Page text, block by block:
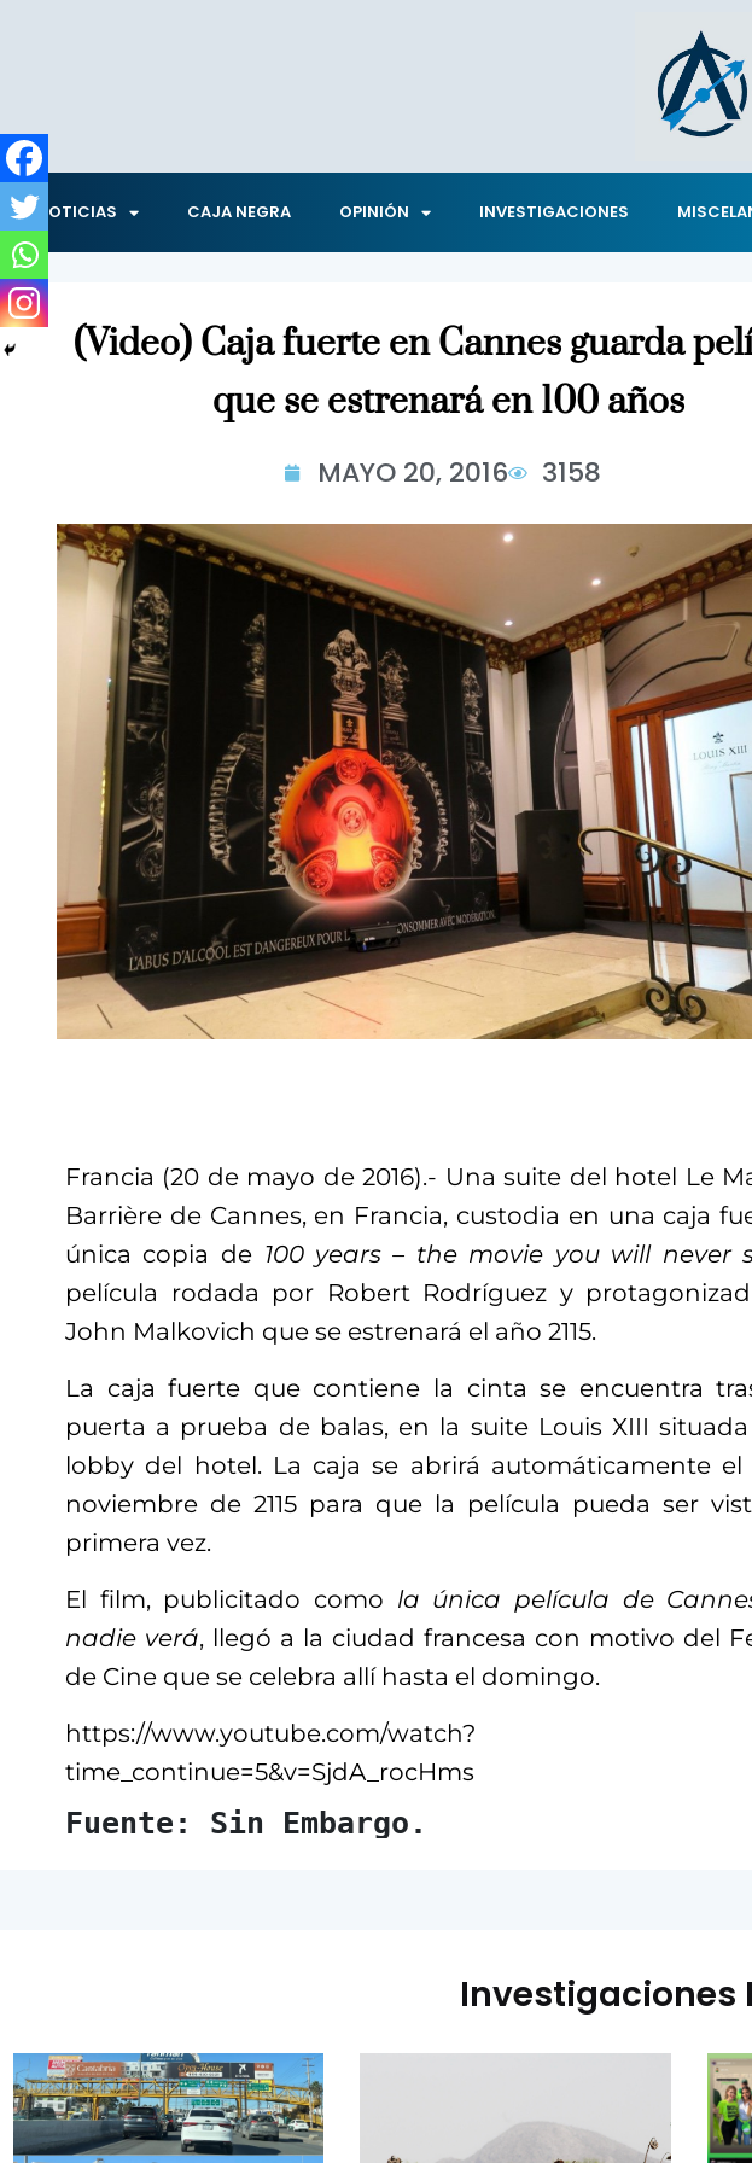
NOTICIAS CAJA NEGRA OPINIÓN INVESTIGACIONES
(Video) Caja fuerte en Cannes guarda
que se estrenará en 100 años
MAYO 20, 2016 3158
Francia (20 de mayo de 2016).- Una suite del hotel Le
Barrière de Cannes, en Francia, custodia en una caja
única copia de 100 years – the movie you will never
película rodada por Robert Rodríguez y
John Malkovich que se estrenará el año 2115.
La caja fuerte que contiene la cinta se encuentra
puerta a prueba de balas, en la suite Louis XIII
lobby del hotel. La caja se abrirá automáticamente el
noviembre de 2115 para que la película pueda ser
primera vez.
El film, publicitado como la única película de
nadie verá, llegó a la ciudad francesa con motivo del
de Cine que se celebra allí hasta el domingo.
https://www.youtube.com/watch?
time_continue=5&v=SjdA_rocHms
Fuente: Sin Embargo.
Investigaciones